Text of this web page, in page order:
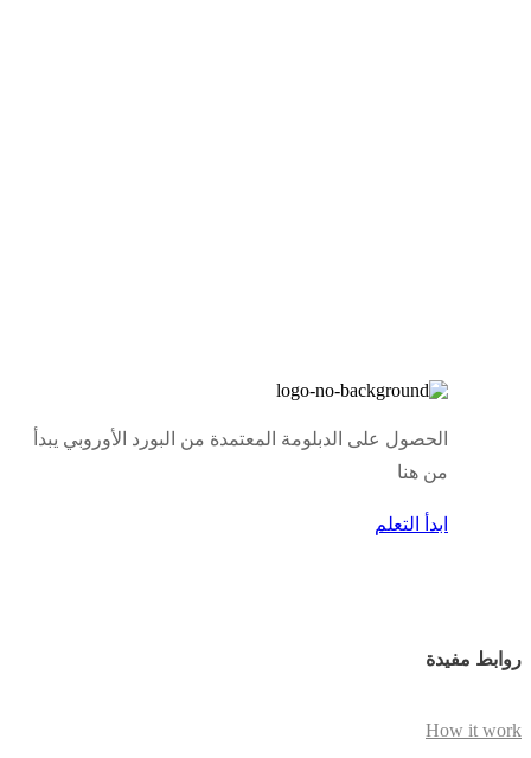
الحصول على الدبلومة المعتمدة من البورد الأوروبي يبدأ
من هنا
ابدأ التعلم
روابط مفيدة
How it work